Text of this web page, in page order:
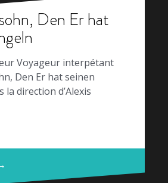
Den Er hat
Voyageur interpétant
Den Er hat seinen
la direction d’Alexis